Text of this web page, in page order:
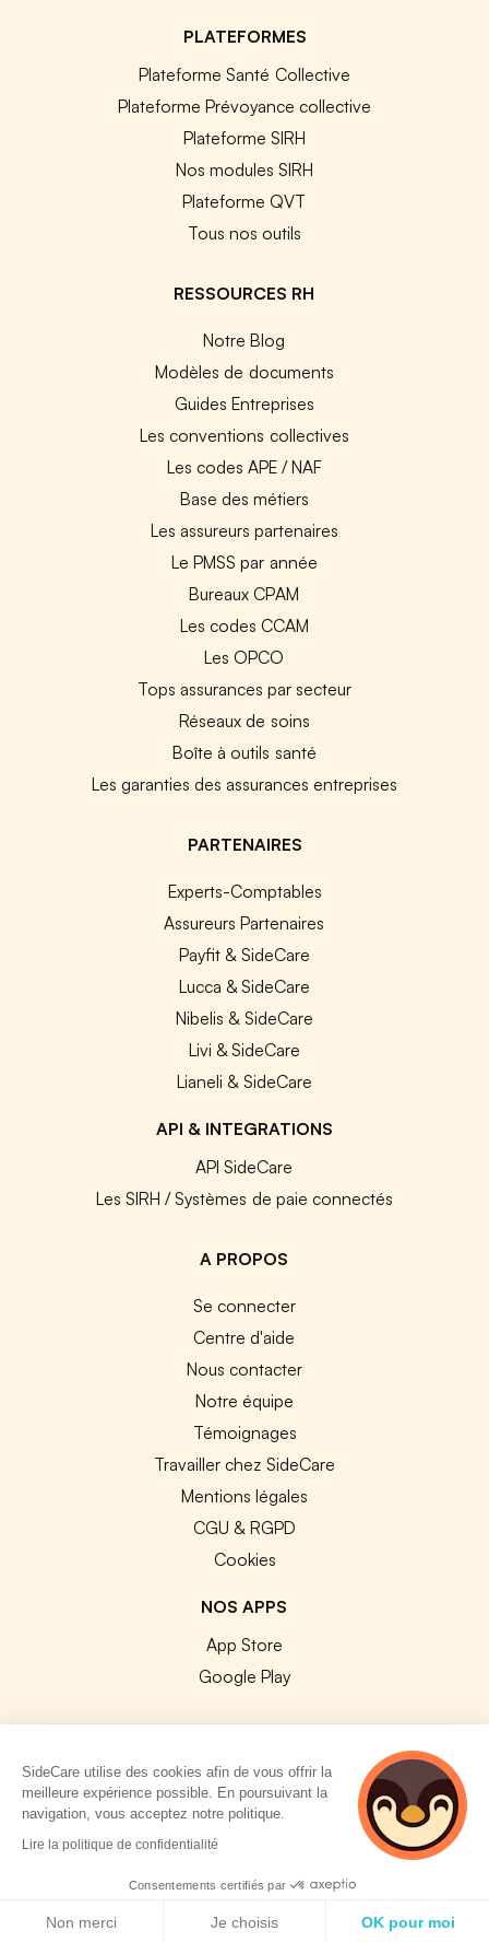
PLATEFORMES
Plateforme Santé Collective
Plateforme Prévoyance collective
Plateforme SIRH
Nos modules SIRH
Plateforme QVT
Tous nos outils
RESSOURCES RH
Notre Blog
Modèles de documents
Guides Entreprises
Les conventions collectives
Les codes APE / NAF
Base des métiers
Les assureurs partenaires
Le PMSS par année
Bureaux CPAM
Les codes CCAM
Les OPCO
Tops assurances par secteur
Réseaux de soins
Boîte à outils santé
Les garanties des assurances entreprises
PARTENAIRES
Experts-Comptables
Assureurs Partenaires
Payfit & SideCare
Lucca & SideCare
Nibelis & SideCare
Livi & SideCare
Lianeli & SideCare
API & INTEGRATIONS
API SideCare
Les SIRH / Systèmes de paie connectés
A PROPOS
Se connecter
Centre d'aide
Nous contacter
Notre équipe
Témoignages
Travailler chez SideCare
Mentions légales
CGU & RGPD
Cookies
NOS APPS
App Store
Google Play
© 2026 SideCare. Tous droits réservés.
SideCare utilise des cookies afin de vous offrir la
meilleure expérience possible. En poursuivant la
navigation, vous acceptez notre politique.
Lire la politique de confidentialité
Consentements certifiés par
Non merci Je choisis OK pour moi
4 personnes
consultent
actuellement cette